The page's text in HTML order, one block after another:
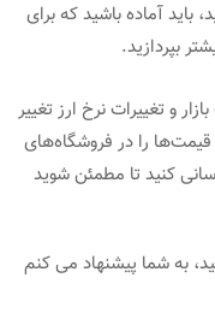
آماده باشید که برای
و تغییرات نرخ ارز تغییر
را در فروشگاه‌های
کنید تا مطمئن شوید
به شما پیشنهاد می کنم